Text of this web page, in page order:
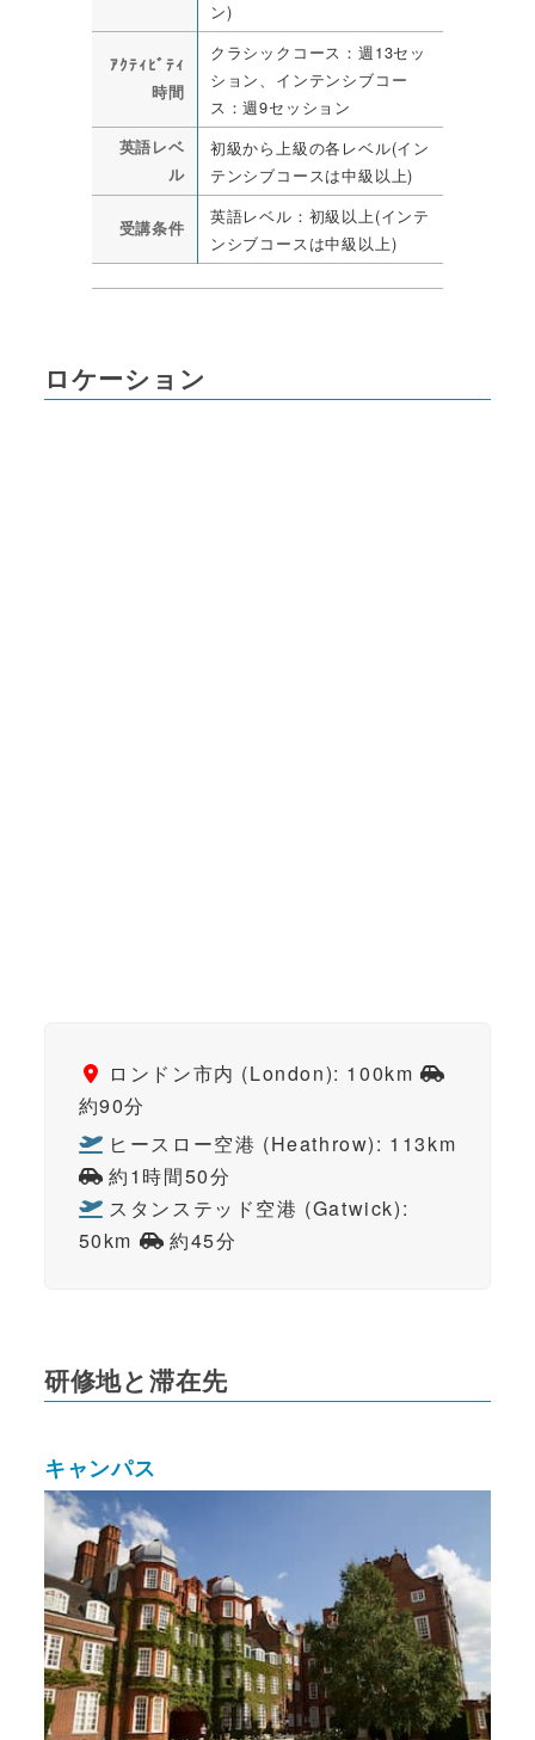
ン)
ｱｸﾃｨﾋﾞﾃｨ
時間
クラシックコース：週13セッ
ション、インテンシブコー
ス：週9セッション
英語レベ
ル
初級から上級の各レベル(イン
テンシブコースは中級以上)
受講条件
英語レベル：初級以上(インテ
ンシブコースは中級以上)
ロケーション
ロンドン市内 (London): 100km
約90分
ヒースロー空港 (Heathrow): 113km
約1時間50分
スタンステッド空港 (Gatwick):
50km
約45分
研修地と滞在先
キャンパス